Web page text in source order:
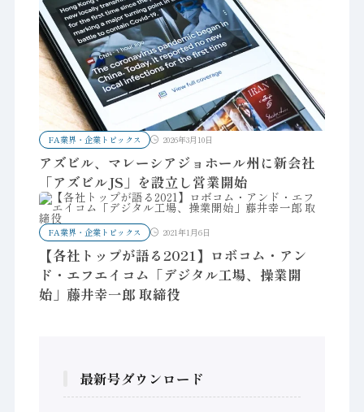
FA業界・企業トピックス 2026年3月10日
アズビル、マレーシアジョホール州に新会社
「アズビルJS」を設立し営業開始
FA業界・企業トピックス 2021年1月6日
【各社トップが語る2021】ロボコム・アン
ド・エフエイコム「デジタル工場、操業開
始」藤井幸一郎 取締役
最新号ダウンロード